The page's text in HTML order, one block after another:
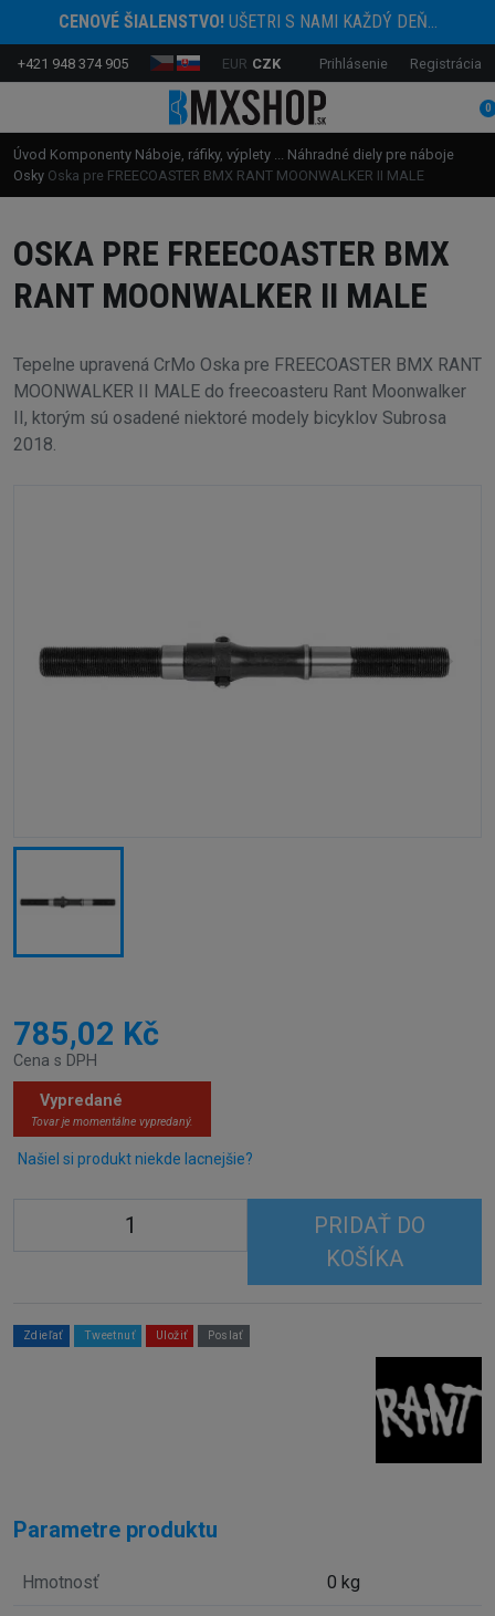
CENOVÉ ŠIALENSTVO!UŠETRI S NAMI KAŽDÝ DEŇ...
+421 948 374 905 EUR CZK Prihlásenie Registrácia
0
Úvod Komponenty Náboje, ráfiky, výplety ...
Náhradné diely pre náboje
Osky Oska pre FREECOASTER BMX RANT MOONWALKER II MALE
OSKA PRE FREECOASTER BMX
RANT MOONWALKER II MALE
Tepelne upravená CrMo Oska pre FREECOASTER BMX RANT
MOONWALKER II MALE do freecoasteru Rant Moonwalker
II, ktorým sú osadené niektoré modely bicyklov Subrosa
2018.
785,02 Kč
Cena s DPH
Vypredané
Tovar je momentálne vypredaný.
Našiel si produkt niekde lacnejšie?
PRIDAŤ DO
KOŠÍKA
Zdieľať Tweetnuť Uložiť Poslať
Parametre produktu
Hmotnosť 0 kg